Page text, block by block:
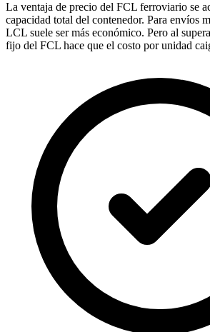
La ventaja de precio del FCL ferroviario se
capacidad total del contenedor. Para envíos
LCL suele ser más económico. Pero al
fijo del FCL hace que el costo por unidad